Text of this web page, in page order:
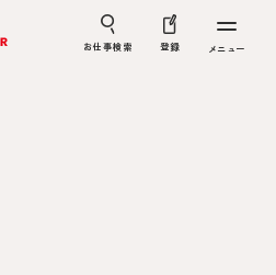
お仕事検索 登録